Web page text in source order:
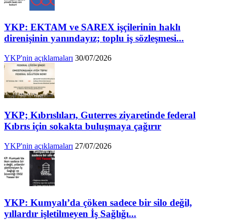
YKP: EKTAM ve SAREX işçilerinin haklı
direnişinin yanındayız; toplu iş sözleşmesi...
YKP'nin açıklamaları 30/07/2026
YKP; Kıbrıslıları, Guterres ziyaretinde federal
Kıbrıs için sokakta buluşmaya çağırır
YKP'nin açıklamaları 27/07/2026
YKP: Kumyalı’da çöken sadece bir silo değil,
yıllardır işletilmeyen İş Sağlığı...